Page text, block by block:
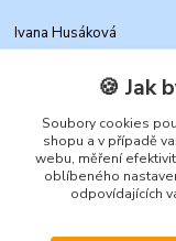
Ivana Husáková
+420 315 695
(Po-Pá, 9-17 hod.)
info@secondhand-
🍪 Jak
Soubory cookies
shopu a v případě
webu, měření
oblíbeného
odpovídajících